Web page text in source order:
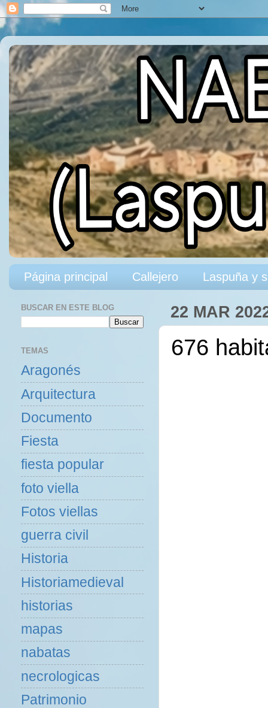
Página principal Callejero Laspuña y
22 MAR
676
BUSCAR EN ESTE BLOG
TEMAS
Aragonés
Arquitectura
Documento
Fiesta
fiesta popular
foto viella
Fotos viellas
guerra civil
Historia
Historiamedieval
historias
mapas
nabatas
necrologicas
Patrimonio